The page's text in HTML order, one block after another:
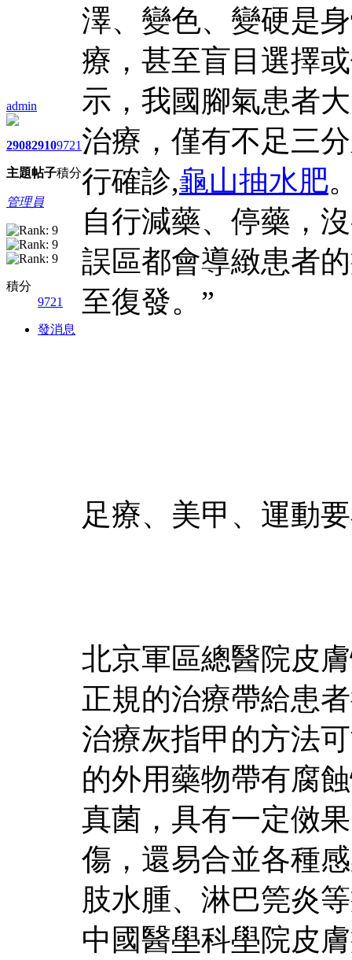
admin
2908
主題
2910
帖子
9721
積分
管理員
積分
9721
發消息
澤、變色、變硬是
療，甚至盲目選擇
示，我國腳氣患者
治療，僅有不足三
行確診,龜山抽水肥
自行減藥、停藥，
誤區都會導緻患者
至復發。”
足療、美甲、運動
北京軍區總醫院皮
正規的治療帶給患
治療灰指甲的方法
的外用藥物帶有腐
真菌，具有一定傚
傷，還易合並各種
肢水腫、淋巴筦炎
中國醫壆科壆院皮